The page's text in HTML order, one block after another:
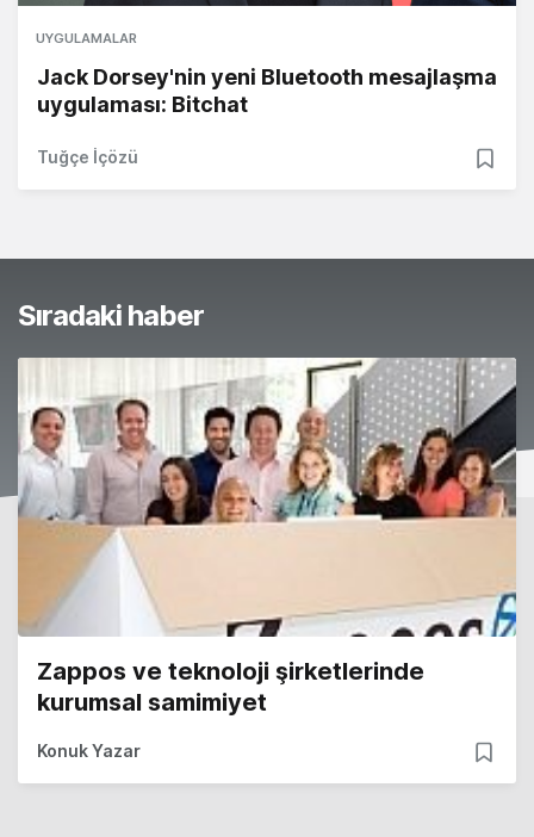
UYGULAMALAR
Jack Dorsey'nin yeni Bluetooth mesajlaşma
uygulaması: Bitchat
Tuğçe İçözü
Sıradaki haber
Zappos ve teknoloji şirketlerinde
kurumsal samimiyet
Konuk Yazar